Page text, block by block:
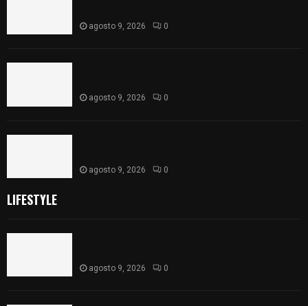
agosto 9, 2026 0
agosto 9, 2026 0
agosto 9, 2026 0
LIFESTYLE
agosto 9, 2026 0